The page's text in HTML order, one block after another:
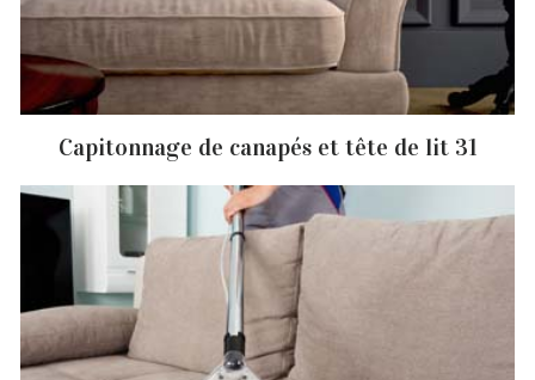
Capitonnage de canapés et tête de lit 31